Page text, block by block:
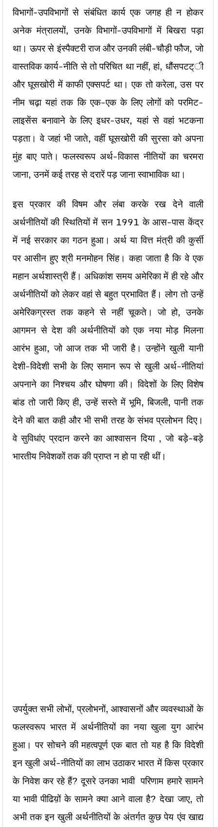
विभागों-उपविभागों से संबंधित कार्य एक जगह ही न होकर
अनेक मंत्रालयों, उनके विभागों-उपविभागों में बिखरा पड़ा
था। ऊपर से इंस्पैक्टरी राज और उनकी लंबी-चौड़ी फौज, जो
वास्तविक कार्य-नीति से तो परिचित था नहीं, हां, धौंसपटट्ी
और घूसखोरी में काफी एक्सपर्ट था। एक तो करेला, उस पर
नीम चढ़ा यहां तक कि एक-एक के लिए लोगों को परमिट-
लाइसेंस बनावाने के लिए इधर-उधर, यहां से वहां भटकना
पड़ता। वे जहां भी जाते, वहीं घूसखोरी की सुरसा को अपना
मुंह बाए पाते। फलस्वरूप अर्थ-विकास नीतियों का चरमरा
जाना, उनमें कई तरह से दरारें पड़ जाना स्वाभाविक था।
इस प्रकार की विषम और लंबा करके रख देने वाली
अर्थनीतियों की स्थितियों में सन 1991 के आस-पास केंद्र
में नई सरकार का गठन हुआ। अर्थ या वित्त मंत्री की कुर्सी
पर आसीन हुए श्री मनमोहन सिंह। कहा जाता है कि वे एक
महान अर्थशास्त्री हैं। अधिकांश समय अमेरिका में ही रहे और
अर्थनीतियों को लेकर वहां से बहुत प्रभावित हैं। लोग तो उन्हें
अमेरिकग्रस्त तक कहने से नहीं चूकते। जो हो, उनके
आगमन से देश की अर्थनीतियों को एक नया मोड़ मिलना
आरंभ हुआ, जो आज तक भी जारी है। उन्होंने खुली यानी
देशी-विदेशी सभी के लिए समान रूप से खुली अर्थ-नीतियां
अपनाने का निश्चय और घोषणा की। विदेशों के लिए विशेष
बांड तो जारी किए ही, उन्हें सस्ते में भूमि, बिजली, पानी तक
देने की बात कही और भी सभी तरह के संभव प्रलोभन दिए।
वे सुविधांए प्रदान करने का आश्वासन दिया , जो बड़े-बड़े
भारतीय निवेशकों तक की प्राप्त न हो पा रही थीं।
उपर्युक्त सभी लोभों, प्रलोभनों, आश्वासनों और व्यवस्थाओं के
फलस्वरूप भारत में अर्थनीतियों का नया खुला युग आरंभ
हुआ। पर सोचने की महत्वपूर्ण एक बात तो यह है कि विदेशी
इन खुली अर्थ-नीतियों का लाभ उठाकर भारत में किस प्रकार
के निवेश कर रहे हैं? दूसरे उनका भावी परिणाम हमारे सामने
या भावी पीढिय़ों के सामने क्या आने वाला है? देखा जाए, तो
अभी तक इन खुली अर्थनीतियों के अंतर्गत कुछ पेय एंव खाद्य